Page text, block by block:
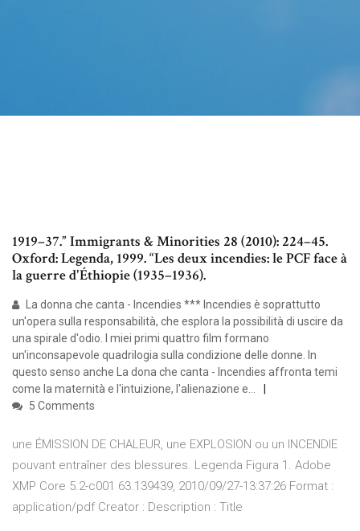
1919–37.” Immigrants & Minorities 28 (2010): 224–45.
Oxford: Legenda, 1999. “Les deux incendies: le PCF face à
la guerre d'Éthiopie (1935–1936).
La donna che canta - Incendies *** Incendies è soprattutto
un'opera sulla responsabilità, che esplora la possibilità di uscire da
una spirale d'odio. I miei primi quattro film formano
un'inconsapevole quadrilogia sulla condizione delle donne. In
questo senso anche La dona che canta - Incendies affronta temi
come la maternità e l'intuizione, l'alienazione e…
5 Comments
une ÉMISSION DE CHALEUR, une EXPLOSION ou un INCENDIE
pouvant entraîner des blessures. Legenda Figura 1. Adobe
XMP Core 5.2-c001 63.139439, 2010/09/27-13:37:26 Format :
application/pdf Creator : Description : Title